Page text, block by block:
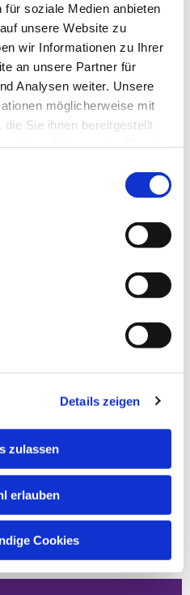
soziale Medien anbieten
unsere Website zu
wir Informationen zu Ihrer
an unsere Partner für
Analysen weiter. Unsere
möglicherweise mit
Sie ihnen bereitgestellt
Details zeigen
zulassen
erlauben
Cookies
Sie auch